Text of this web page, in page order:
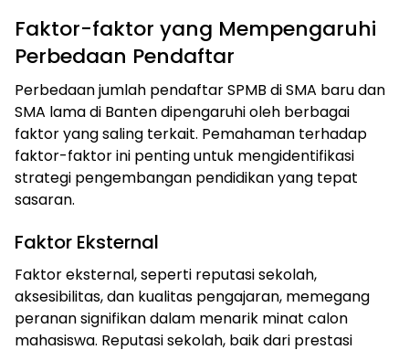
Faktor-faktor yang Mempengaruhi
Perbedaan Pendaftar
Perbedaan jumlah pendaftar SPMB di SMA baru dan
SMA lama di Banten dipengaruhi oleh berbagai
faktor yang saling terkait. Pemahaman terhadap
faktor-faktor ini penting untuk mengidentifikasi
strategi pengembangan pendidikan yang tepat
sasaran.
Faktor Eksternal
Faktor eksternal, seperti reputasi sekolah,
aksesibilitas, dan kualitas pengajaran, memegang
peranan signifikan dalam menarik minat calon
mahasiswa. Reputasi sekolah, baik dari prestasi